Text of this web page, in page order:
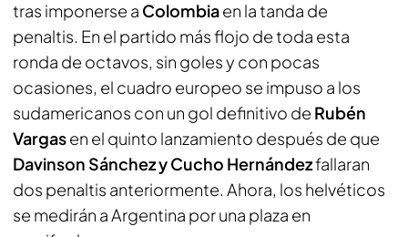
tras imponerse a Colombiaen la tanda de
penaltis. En el partido más flojo de toda esta
ronda de octavos, sin goles y con pocas
ocasiones, el cuadro europeo se impuso a los
sudamericanos con un gol definitivo de Rubén
Vargasen el quinto lanzamiento después de que
Davinson Sánchez y Cucho Hernándezfallaran
dos penaltis anteriormente. Ahora, los helvéticos
se medirán a Argentina por una plaza en